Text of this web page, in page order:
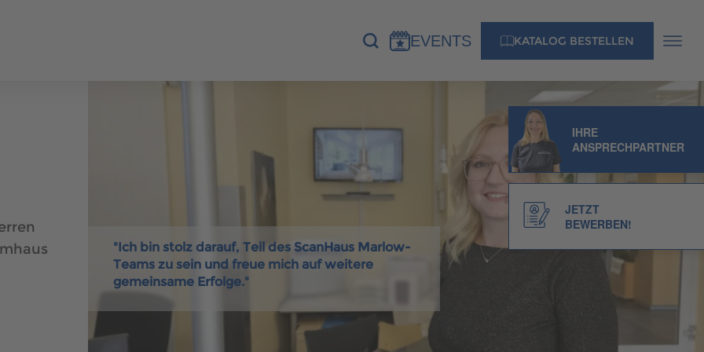
EVENTS KATALOG BESTELLEN
MUSTERHAUS FINDEN
MUSTERHAUS FINDEN
IHRE
ANSPRECHPARTNER
JETZT
BEWERBEN!
"Ich bin stolz darauf, Teil des ScanHaus Marlow-
Teams zu sein und freue mich auf weitere
gemeinsame Erfolge."